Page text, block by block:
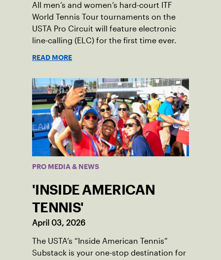
All men’s and women’s hard-court ITF
World Tennis Tour tournaments on the
USTA Pro Circuit will feature electronic
line-calling (ELC) for the first time ever.
READ MORE
PRO MEDIA & NEWS
'INSIDE AMERICAN
TENNIS'
April 03, 2026
The USTA’s “Inside American Tennis”
Substack is your one-stop destination for